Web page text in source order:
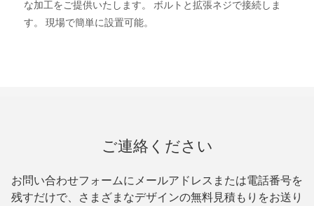
な加工をご提供いたします。 ボルトと拡張ネジで接続しま
す。 現場で簡単に設置可能。
ご連絡ください
お問い合わせフォームにメールアドレスまたは電話番号を
残すだけで、さまざまなデザインの無料見積もりをお送り